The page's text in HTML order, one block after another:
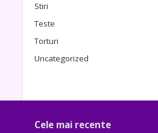
Stiri
Teste
Torturi
Uncategorized
Cele mai recente